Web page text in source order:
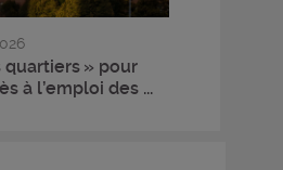
quartiers » pour
à l’emploi des ...